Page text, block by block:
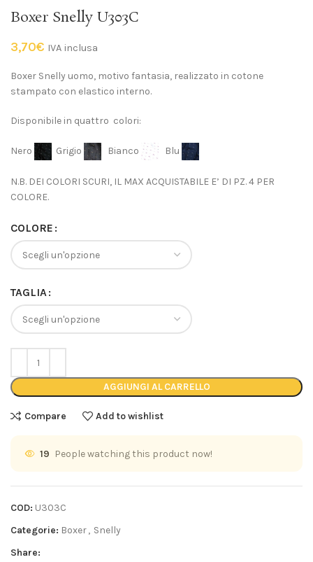
Boxer Snelly U303C
3,70€ IVA inclusa
Boxer Snelly uomo, motivo fantasia, realizzato in cotone
stampato con elastico interno.
Disponibile in quattro colori:
Nero Grigio Bianco Blu
N.B. DEI COLORI SCURI, IL MAX ACQUISTABILE E’ DI PZ. 4 PER
COLORE.
COLORE
TAGLIA
AGGIUNGI AL CARRELLO
Compare Add to wishlist
19 People watching this product now!
COD: U303C
Categorie: Boxer, Snelly
Share: